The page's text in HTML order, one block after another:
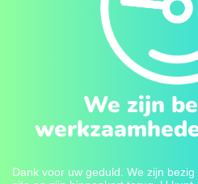
We zijn
Dank voor uw geduld. We zijn